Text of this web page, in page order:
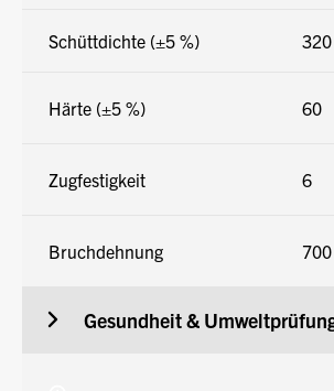
Schüttdichte (±5 %) 320
Härte (±5 %) 60
Zugfestigkeit 6
Bruchdehnung 700
Gesundheit &